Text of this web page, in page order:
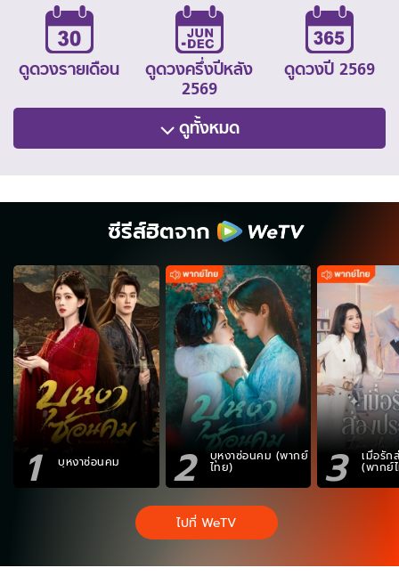
ดูดวงรายเดือน
ดูดวงครึ่งปีหลัง
2569
ดูดวงปี 2569
ดูทั้งหมด
ซีรีส์ฮิตจาก
1 บุหงาซ่อนคม 2 บุหงาซ่อนคม (พากย์
ไทย) 3 เมื่อรัก
(พากย์
ไปที่ WeTV